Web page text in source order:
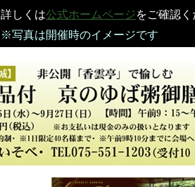
詳しくは公式ホームページをご確認く
※写真は開催時のイメージです